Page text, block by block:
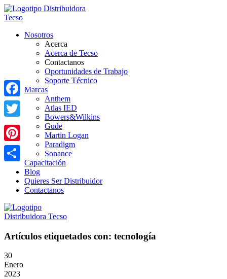
Nosotros
Acerca
Acerca de Tecso
Contactanos
Oportunidades de Trabajo
Soporte Técnico
Marcas
Anthem
Atlas IED
Bowers&Wilkins
Gude
Martin Logan
Paradigm
Sonance
Capacitación
Blog
Quieres Ser Distribuidor
Contactanos
Artículos etiquetados con: tecnología
30
Enero
2023
Facebook
Twitter
Pinterest
Share